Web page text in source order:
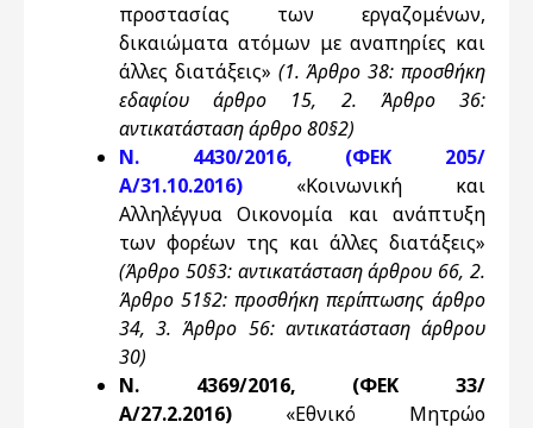
προστασίας των εργαζομένων,
δικαιώματα ατόμων με αναπηρίες και
άλλες διατάξεις» (1. Άρθρο 38: προσθήκη
εδαφίου άρθρο 15, 2. Άρθρο 36:
αντικατάσταση άρθρο 80§2)
N. 4430/2016, (ΦΕΚ 205/
Α/31.10.2016) «Κοινωνική και
Αλληλέγγυα Οικονομία και ανάπτυξη
των φορέων της και άλλες διατάξεις»
(Άρθρο 50§3: αντικατάσταση άρθρου 66, 2.
Άρθρο 51§2: προσθήκη περίπτωσης άρθρο
34, 3. Άρθρο 56: αντικατάσταση άρθρου
30)
Ν. 4369/2016, (ΦΕΚ 33/
Α/27.2.2016) «Εθνικό Μητρώο